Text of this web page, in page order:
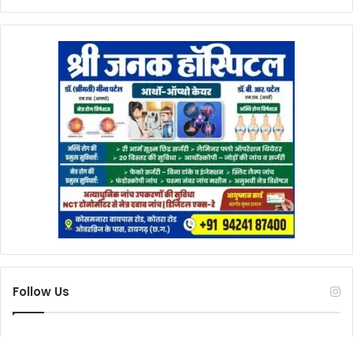
Follow Us